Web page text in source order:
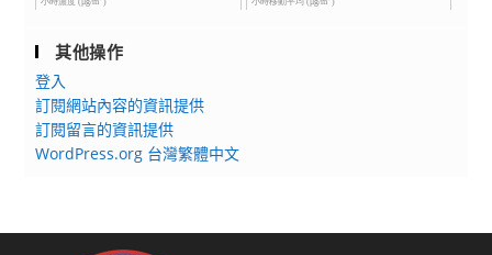
其他操作
登入
訂閱網站內容的資訊提供
訂閱留言的資訊提供
WordPress.org 台灣繁體中文